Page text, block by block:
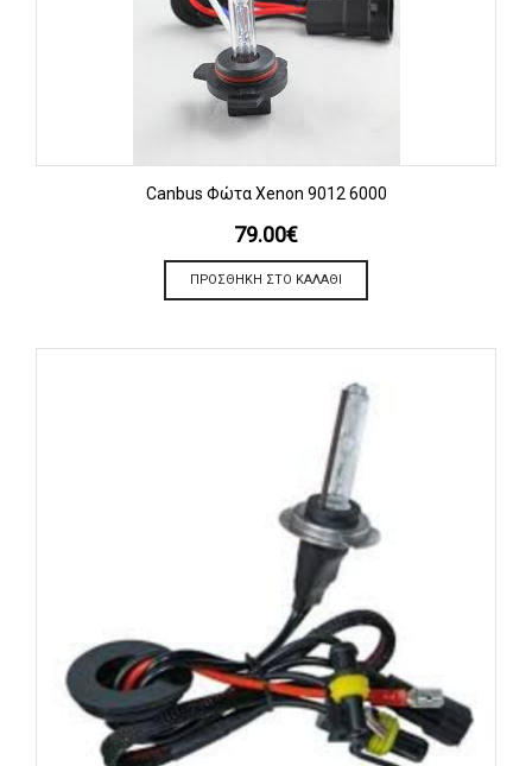
προϊόντος
Canbus Φώτα Xenon 9012 6000
79.00€
ΠΡΟΣΘΉΚΗ ΣΤΟ ΚΑΛΆΘΙ